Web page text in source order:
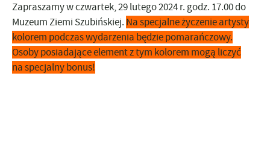
Zapraszamy w czwartek, 29 lutego 2024 r. godz. 17.00 do
Muzeum Ziemi Szubińskiej. Na specjalne życzenie artysty
kolorem podczas wydarzenia będzie pomarańczowy.
Osoby posiadające element z tym kolorem mogą liczyć
na specjalny bonus!